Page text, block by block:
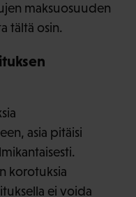
maksuosuuden
tältä osin.
asia pitäisi
korotuksia
ei voida